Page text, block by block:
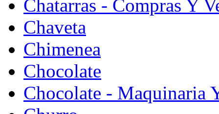
Chatarras - Compras Y
Chaveta
Chimenea
Chocolate
Chocolate - Maquinaria